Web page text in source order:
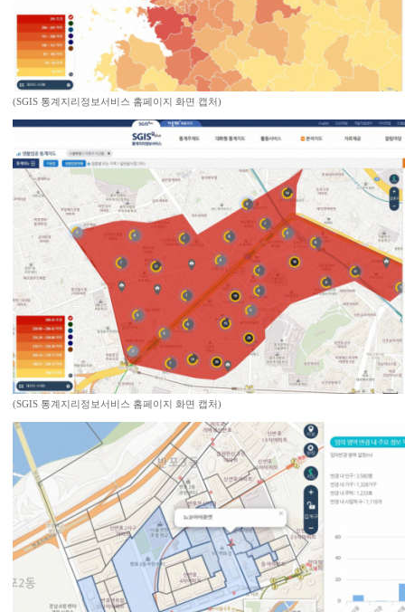
(SGIS 통계지리정보서비스 홈페이지 화면 캡처)
(SGIS 통계지리정보서비스 홈페이지 화면 캡처)